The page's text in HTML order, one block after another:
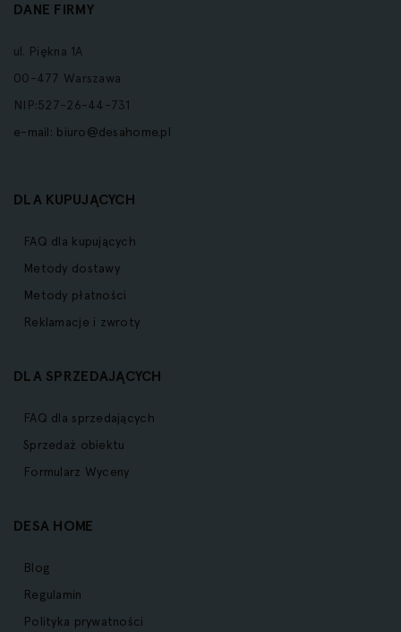
DANE FIRMY
ul. Piękna 1A
00-477 Warszawa
NIP:527-26-44-731
e-mail: biuro@desahome.pl
DLA KUPUJĄCYCH
FAQ dla kupujących
Metody dostawy
Metody płatności
Reklamacje i zwroty
DLA SPRZEDAJĄCYCH
FAQ dla sprzedających
Sprzedaż obiektu
Formularz Wyceny
DESA HOME
Blog
Regulamin
Polityka prywatności